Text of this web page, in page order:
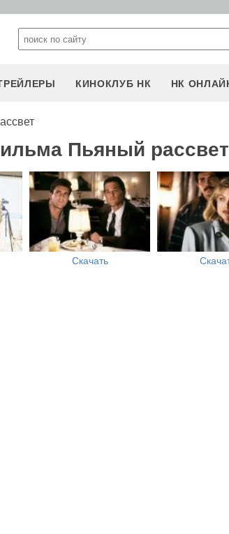
КИНОКЛУБ НК НК
Пьяный рассвет
Скачать